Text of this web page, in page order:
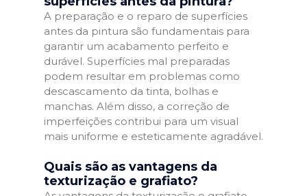
A preparação e o reparo de superfícies
antes da pintura são fundamentais para
garantir um acabamento perfeito e
durável. Superfícies mal preparadas
podem resultar em problemas como
descascamento da tinta, bolhas e
manchas. Além disso, a correção de
imperfeições contribui para um visual
mais uniforme e esteticamente agradável.
Quais são as vantagens da
texturização e grafiato?